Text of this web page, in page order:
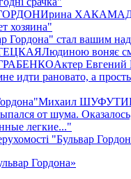
Ирина
хозяина"
Гордона" стал вашим
Людиною воняє
Актер
идти рановато, а
Михаил
от шума.
легкие..."
"Бульвар
Гордона»